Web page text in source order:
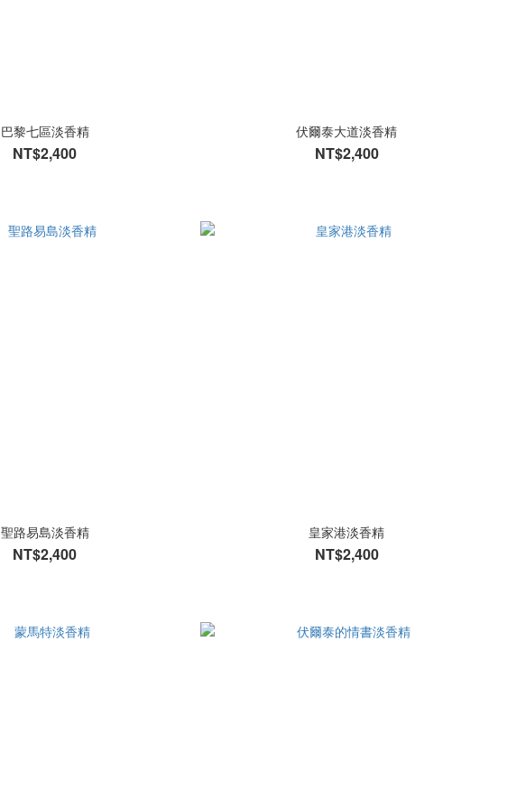
巴黎七區淡香精
NT$2,400
伏爾泰大道淡香精
NT$2,400
聖路易島淡香精
NT$2,400
皇家港淡香精
NT$2,400